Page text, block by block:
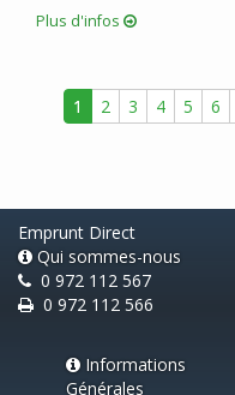
juin 2010 (2)
février 2010 (1)
septembre 2009 (2)
Plus d'infos
1 2 3 4 5 6
Emprunt Direct
Qui sommes-nous
0 972 112 567
0 972 112 566
Informations
Générales